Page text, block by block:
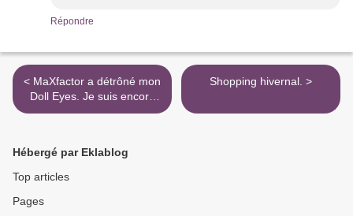
Répondre
< MaXfactor a détrôné mon
Doll Eyes. Je suis encore
sous le choc.
Shopping hivernal. >
Hébergé par Eklablog
Top articles
Pages